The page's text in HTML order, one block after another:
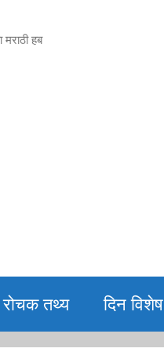
मराठी हब
रोचक तथ्य दिन विशेष